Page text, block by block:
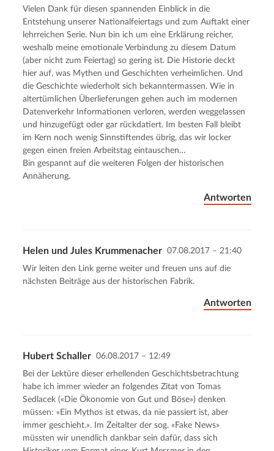
Vielen Dank für diesen spannenden Einblick in die
Entstehung unserer Nationalfeiertags und zum Auftakt einer
lehrreichen Serie. Nun bin ich um eine Erklärung reicher,
weshalb meine emotionale Verbindung zu diesem Datum
(aber nicht zum Feiertag) so gering ist. Die Historie deckt
hier auf, was Mythen und Geschichten verheimlichen. Und
die Geschichte wiederholt sich bekanntermassen. Wie in
altertümlichen Überlieferungen gehen auch im modernen
Datenverkehr Informationen verloren, werden weggelassen
und hinzugefügt oder gar rückdatiert. Im besten Fall bleibt
im Kern noch wenig Sinnstiftendes übrig, das wir locker
gegen einen freien Arbeitstag eintauschen…
Bin gespannt auf die weiteren Folgen der historischen
Annäherung.
Antworten
Helen und Jules Krummenacher 07.08.2017 – 21:40
Wir leiten den Link gerne weiter und freuen uns auf die
nächsten Beiträge aus der historischen Fabrik.
Antworten
Hubert Schaller 06.08.2017 – 12:49
Bei der Lektüre dieser erhellenden Geschichtsbetrachtung
habe ich immer wieder an folgendes Zitat von Tomas
Sedlacek («Die Ökonomie von Gut und Böse») denken
müssen: «Ein Mythos ist etwas, da nie passiert ist, aber
immer geschieht.». Im Zeitalter der sog. «Fake News»
müssten wir unendlich dankbar sein dafür, dass sich